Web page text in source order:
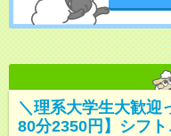
＼理系大学生大歓
80分2350円】シフ